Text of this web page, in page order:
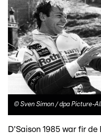
© Sven Simon / dpa Picture-
D'Saison 1985 war fir